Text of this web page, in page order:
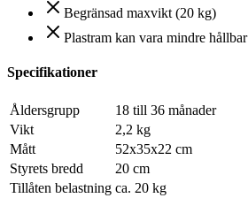
Begränsad maxvikt (20 kg)
Plastram kan vara mindre hållbar
Specifikationer
Åldersgrupp
18 till 36 månader
Vikt
2,2 kg
Mått
52x35x22 cm
Styrets bredd
20 cm
Tillåten belastning ca. 20 kg